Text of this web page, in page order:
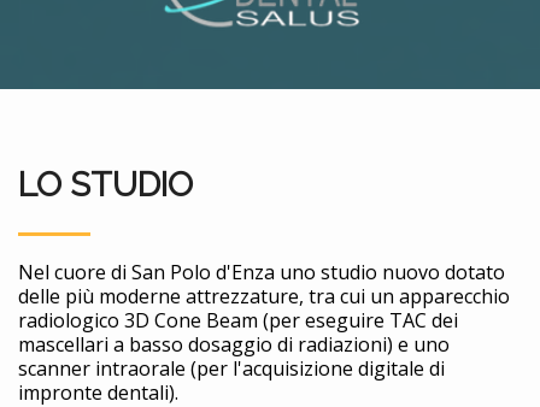
LO STUDIO
Nel cuore di San Polo d'Enza uno studio nuovo dotato
delle più moderne attrezzature, tra cui un apparecchio
radiologico 3D Cone Beam (per eseguire TAC dei
mascellari a basso dosaggio di radiazioni) e uno
scanner intraorale (per l'acquisizione digitale di
impronte dentali).